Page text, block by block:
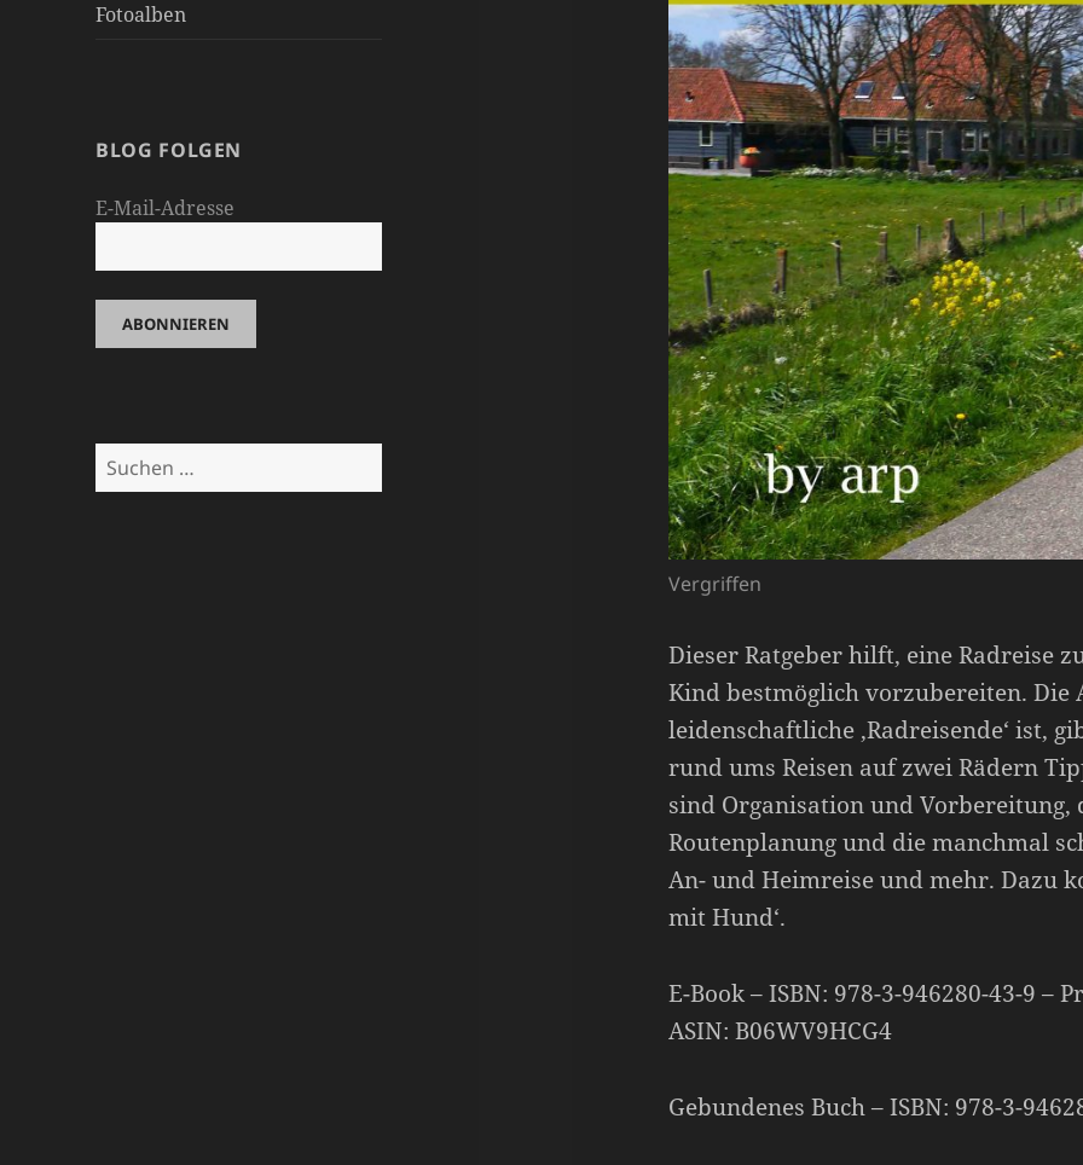
Fotoalben
BLOG FOLGEN
E-Mail-Adresse
Suchen
nach:
Vergriffen
Dieser Ratgeber hilft, eine Radreise
Kind bestmöglich vorzubereiten. Die
leidenschaftliche ‚Radreisende‘ ist,
rund ums Reisen auf zwei Rädern
sind Organisation und
Routenplanung und die manchmal
An- und Heimreise und mehr. Dazu
mit Hund‘.
E-Book – ISBN: 978-3-946280-43-9 –
ASIN: B06WV9HCG4
Gebundenes Buch – ISBN: 978-3-